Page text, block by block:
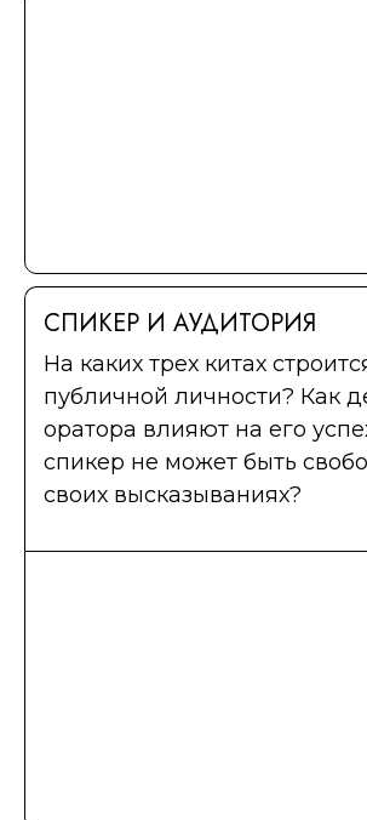
СПИКЕР И АУДИТОРИЯ
На каких трех китах
публичной личности? Как
оратора влияют на его
спикер не может быть
своих высказываниях?